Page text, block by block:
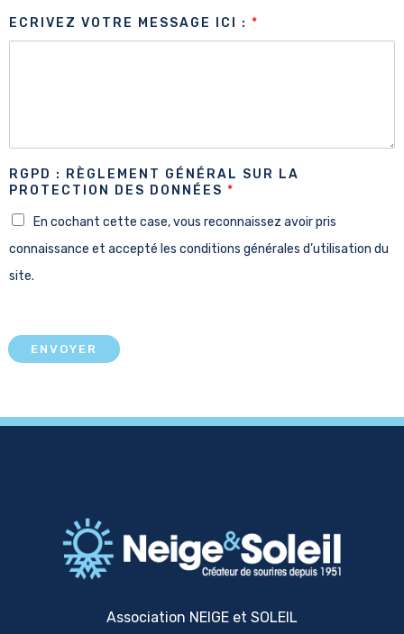
ECRIVEZ VOTRE MESSAGE ICI : *
RGPD : RÈGLEMENT GÉNÉRAL SUR LA
PROTECTION DES DONNÉES *
En cochant cette case, vous reconnaissez avoir pris
connaissance et accepté les conditions générales d’utilisation du
site.
ENVOYER
Association NEIGE et SOLEIL